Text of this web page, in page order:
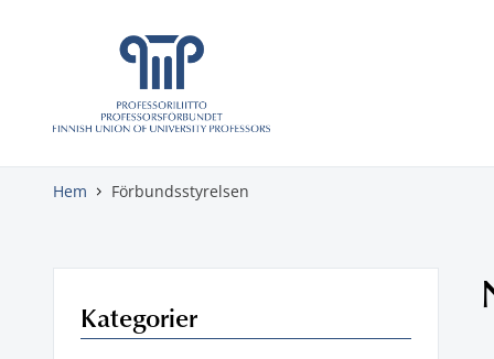
Gå direkt till innehåll
Hem Förbundsstyrelsen
Kategorier